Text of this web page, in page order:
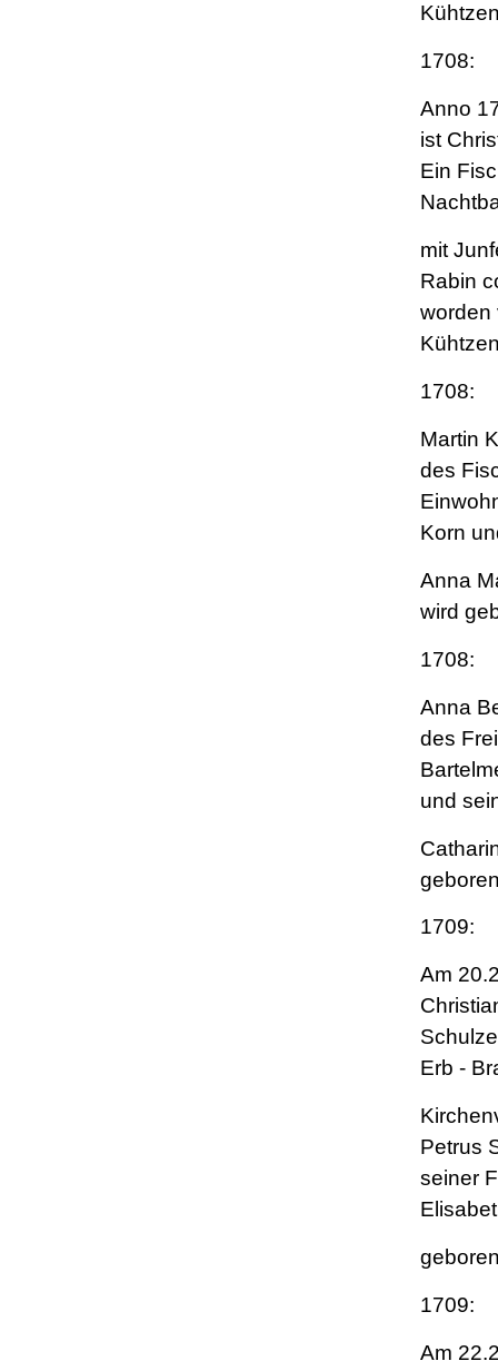
1708:
Anno
ist
Ein
mit
Rabin
worden
1708:
Martin
des
Korn
Anna
wird
1708:
Anna
des
und
1709:
Am
Erb -
Petrus
seiner
1709:
Am